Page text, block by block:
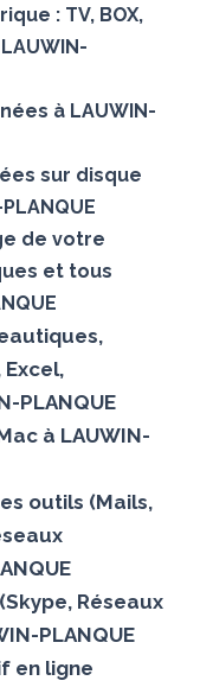
: TV, BOX,
LAUWIN-
à LAUWIN-
sur disque
de votre
et tous
PLANQUE
à LAUWIN-
outils (Mails,
Réseaux
PLANQUE
en ligne